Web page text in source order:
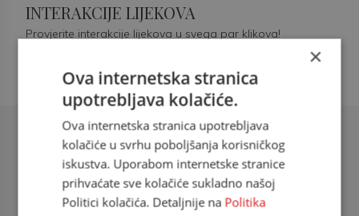
Šećerna bolest tip 2 = kardiovaskularna
doc. dr. sc. Višnja Kokić Maleš,
dr.med., specijalististica
INTERAKCIJE LIJEKOVA
Provjerite interakcije lijekova u svega par klikova!
×
Ova internetska stranica
upotrebljava kolačiće.
Ova internetska stranica upotrebljava
kolačiće u svrhu poboljšanja korisničkog
iskustva. Uporabom internetske stranice
prihvaćate sve kolačiće sukladno našoj
Politici kolačića. Detaljnije na Politika